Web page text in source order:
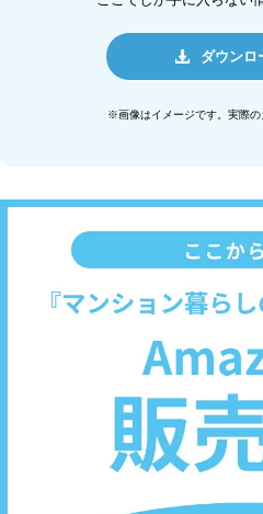
ダウンロ
※画像はイメージです。実際の